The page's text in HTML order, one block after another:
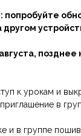
попробуйте
другом
позднее
к урокам и
в
и в группе